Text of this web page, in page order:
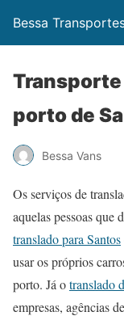
Bessa
Transporte
porto de
Bessa Vans
Os serviços de
aquelas pessoas que
translado para Santos
usar os próprios
porto. Já otranslado
empresas, agências